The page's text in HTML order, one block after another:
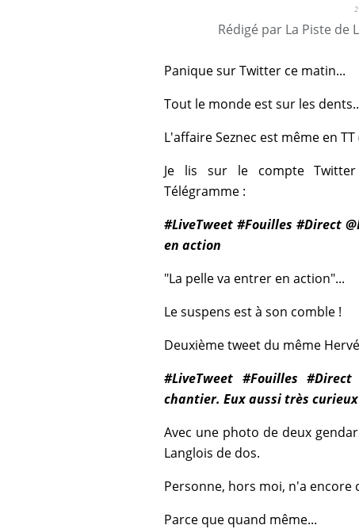
Rédigé par La Piste
Panique sur Twitter ce matin...
Tout le monde est sur les
L'affaire Seznec est même en
Je lis sur le compte Twitter
Télégramme :
#LiveTweet #Fouilles #Direct
en action
"La pelle va entrer en action"...
Le suspens est à son comble !
Deuxième tweet du même
#LiveTweet #Fouilles
chantier. Eux aussi très
Avec une photo de deux
Langlois de dos.
Personne, hors moi, n'a encore
Parce que quand même...